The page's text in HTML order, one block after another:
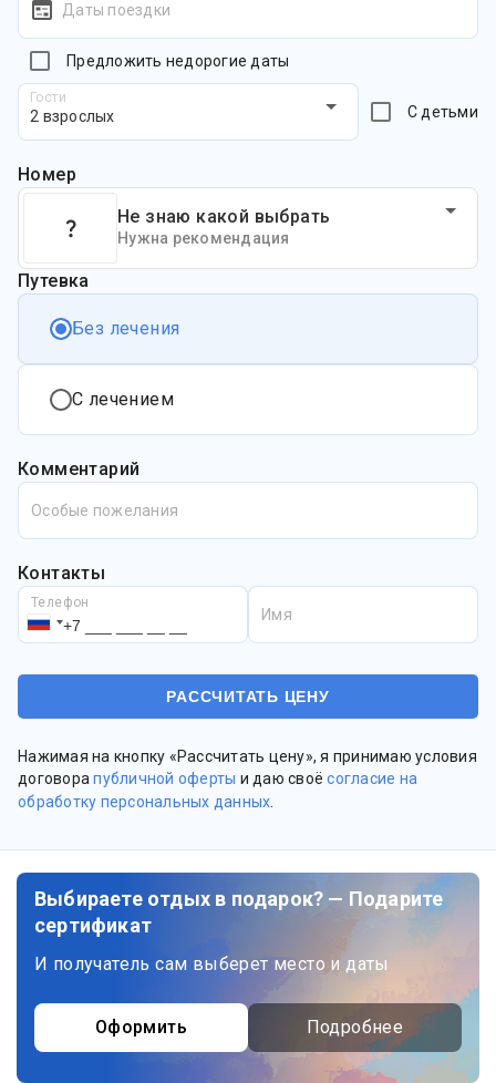
Даты поездки
Предложить недорогие даты
Гости
2 взрослых С детьми
Номер
Не знаю какой выбрать
Нужна рекомендация
Путевка
Без лечения
С лечением
Комментарий
Особые пожелания
Контакты
Телефон
Имя
Нажимая на кнопку «Рассчитать цену», я принимаю условия
договорапубличной оферты и даю своёсогласие на
обработку персональных данных
Выбираете отдых в подарок? — Подарите
сертификат
И получатель сам выберет место и даты
Оформить Подробнее